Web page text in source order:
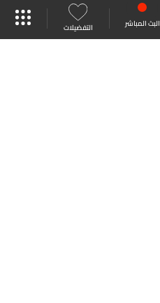
البث المباشر التفضيلات
جدول البرامج البث المباشر